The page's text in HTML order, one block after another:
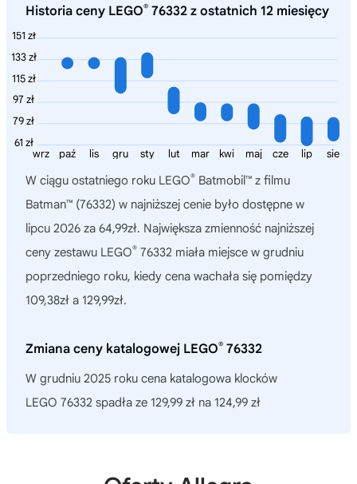
Historia ceny LEGO® 76332 z ostatnich 12 miesięcy
151 zł
133 zł
115 zł
97 zł
79 zł
61 zł
sie
lip
cze
maj
kwi
mar
lut
sty
gru
lis
paź
wrz
W ciągu ostatniego roku LEGO® Batmobil™ z filmu
Batman™ (76332) w najniższej cenie było dostępne w
lipcu 2026 za 64,99zł. Największa zmienność najniższej
ceny zestawu LEGO® 76332 miała miejsce w grudniu
poprzedniego roku, kiedy cena wachała się pomiędzy
109,38zł a 129,99zł.
Zmiana ceny katalogowej LEGO® 76332
W grudniu 2025 roku cena katalogowa klocków
LEGO 76332 spadła ze 129,99 zł na 124,99 zł